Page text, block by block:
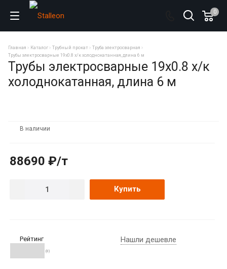
0
Главная Каталог Трубный прокат
Труба электросварная
Трубы электросварные 19х0.8 х/к холоднокатанная, длина 6 м
Трубы электросварные 19х0.8 х/к
холоднокатанная, длина 6 м
В наличии
88690 ₽/т
Купить
Рейтинг
(0)
Нашли дешевле